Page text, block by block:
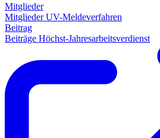
Mitglieder
MitgliederUV-Meldeverfahren
Beitrag
Beiträge Höchst-Jahresarbeitsverdienst